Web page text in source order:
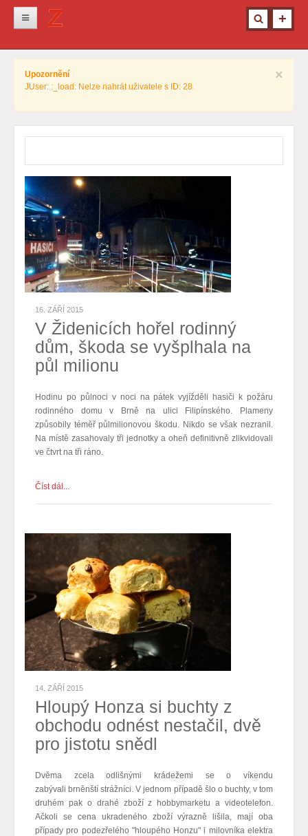
Krimi
Info z města
Ostatní
×
Upozornění
JUser: :_load: Nelze nahrát uživatele s ID: 28
16. ZÁŘÍ 2015
V Židenicích hořel rodinný
dům, škoda se vyšplhala na
půl milionu
Hodinu po půlnoci v noci na pátek vyjížděli hasiči k požáru
rodinného domu v Brně na ulici Filipínského. Plameny
způsobily téměř půlmilionovou škodu. Nikdo se však nezranil.
Na místě zasahovaly tři jednotky a oheň definitivně zlikvidovali
ve čtvrt na tři ráno.
Číst dál...
14. ZÁŘÍ 2015
Hloupý Honza si buchty z
obchodu odnést nestačil, dvě
pro jistotu snědl
Dvěma zcela odlišnými krádežemi se o víkendu
zabývali brněnští strážníci. V jednom případě šlo o buchty, v tom
druhém pak o drahé zboží z hobbymarketu a videotelefon.
Ačkoli se cena ukradeného zboží výrazně lišila, mají oba
případy pro podezřelého "hloupého Honzu" i milovníka elektra